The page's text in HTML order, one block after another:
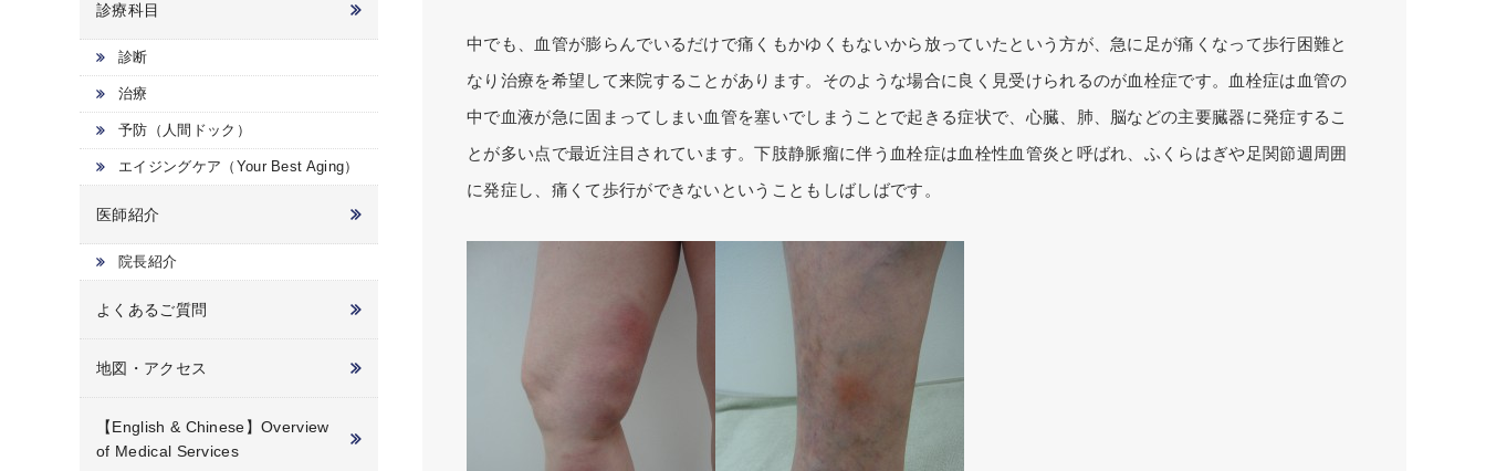
中でも、血管が膨らんでいるだけで痛くもかゆくもないから放っていたという方が、急に足が痛くなって歩行困難と
なり治療を希望して来院することがあります。そのような場合に良く見受けられるのが血栓症です。血栓症は血管の
中で血液が急に固まってしまい血管を塞いでしまうことで起きる症状で、心臓、肺、脳などの主要臓器に発症するこ
とが多い点で最近注目されています。下肢静脈瘤に伴う血栓症は血栓性血管炎と呼ばれ、ふくらはぎや足関節週周囲
に発症し、痛くて歩行ができないということもしばしばです。
診療科目
診断
治療
予防（人間ドック）
エイジングケア（Your Best Aging）
医師紹介
院長紹介
よくあるご質問
地図・アクセス
【English & Chinese】Overview
of Medical Services